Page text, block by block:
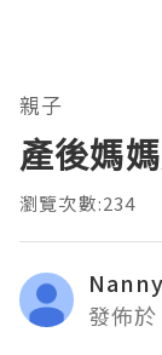
親子
產後媽
瀏覽次數:234
發佈